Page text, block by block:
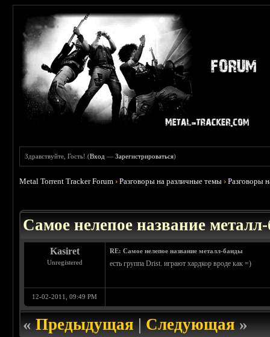
Здравствуйте, Гость! (Вход —Зарегистрироваться)
Metal Torrent Tracker Forum ›Разговоры на различные темы ›Разговоры
Самое нелепое название
Kasiret
Unregistered
RE: Самое нелепое название металл-банды
есть группа Drist. играют хардкор вроде как =)
12-02-2011, 09:49 PM
«Предыдущая|Следующая»